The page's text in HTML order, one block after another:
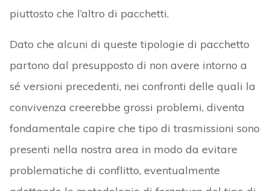
piuttosto che l’altro di pacchetti.
Dato che alcuni di queste tipologie di pacchetto
partono dal presupposto di non avere intorno a
sé versioni precedenti, nei confronti delle quali la
convivenza creerebbe grossi problemi, diventa
fondamentale capire che tipo di trasmissioni sono
presenti nella nostra area in modo da evitare
problematiche di conflitto, eventualmente